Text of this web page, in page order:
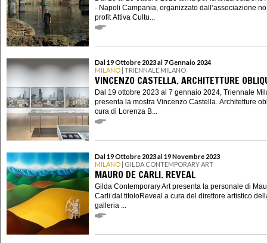
- Napoli Campania, organizzato dall’associazione no
profit Attiva Cultu...
Dal 19 Ottobre 2023 al 7 Gennaio 2024
MILANO | TRIENNALE MILANO
VINCENZO CASTELLA. ARCHITETTURE
Dal 19 ottobre 2023 al 7 gennaio 2024, Triennale
presenta la mostra Vincenzo Castella. Architetture
cura di Lorenza B...
Dal 19 Ottobre 2023 al 19 Novembre 2023
MILANO | GILDA CONTEMPORARY ART
MAURO DE CARLI. REVEAL
Gilda Contemporary Art presenta la personale di
Carli dal titoloReveal a cura del direttore artistico
galleria ...